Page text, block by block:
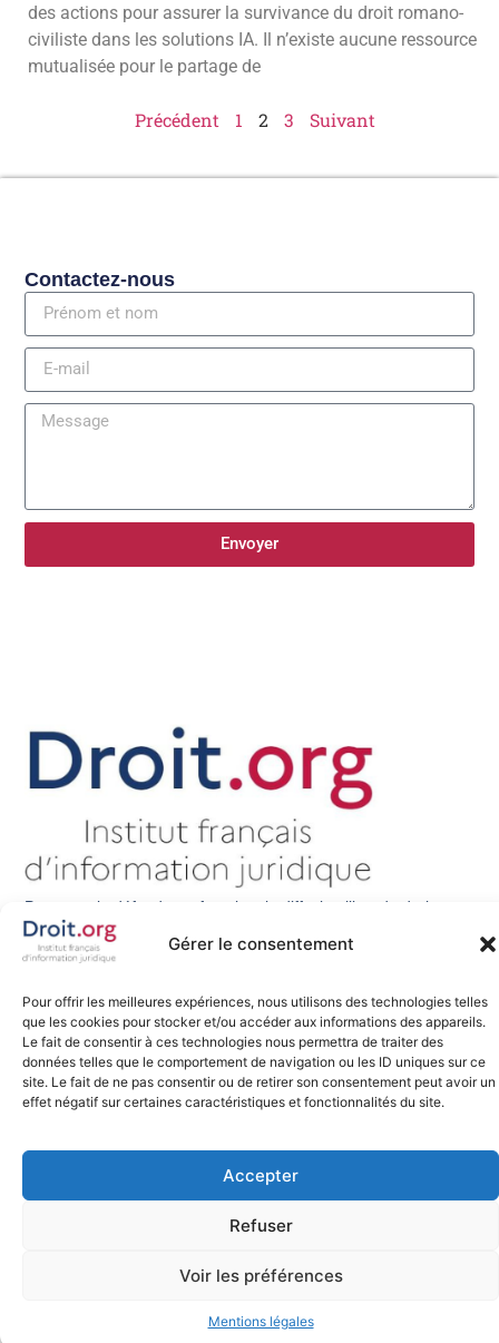
Gérer le consentement
Pour offrir les meilleures expériences, nous utilisons des technologies telles
que les cookies pour stocker et/ou accéder aux informations des appareils.
Le fait de consentir à ces technologies nous permettra de traiter des
données telles que le comportement de navigation ou les ID uniques sur ce
site. Le fait de ne pas consentir ou de retirer son consentement peut avoir un
effet négatif sur certaines caractéristiques et fonctionnalités du site.
Accepter
Refuser
Voir les préférences
Mentions légales
des actions pour assurer la survivance du droit romano-
civiliste dans les solutions IA. Il n’existe aucune ressource
mutualisée pour le partage de
Précédent 1 2 3 Suivant
Promouvoir, défendre et favoriser la diffusion libre du droit sur
internet, tel est notre engagement depuis 2007.
Contactez-nous
Envoyer
Tous droits réservés©Site web fait avec
par
silexia.legal